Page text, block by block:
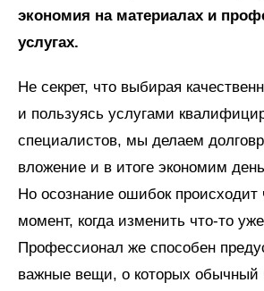
экономия на материалах и
услугах.
Не секрет, что выбирая
и пользуясь услугами
специалистов, мы делаем
вложение и в итоге экономим
Но осознание ошибок происходит
момент, когда изменить что-то
Профессионал же способен
важные вещи, о которых обычный